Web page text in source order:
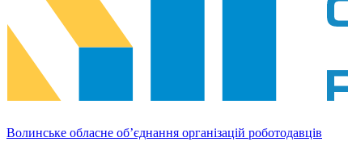
Волинське обласне об’єднання організацій роботодавців